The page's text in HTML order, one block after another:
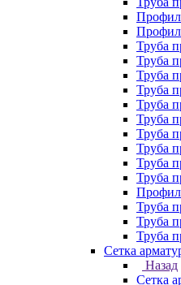
Труба
Труба
Труба
Труба
Труба
Труба
Труба
Труба
Труба
Труба
Труба
Труба
Труба
Сетка
Назад
Сетка